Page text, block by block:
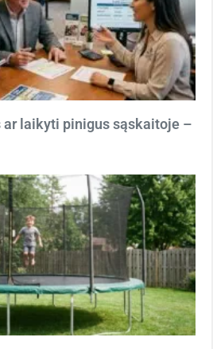
laikyti pinigus sąskaitoje –